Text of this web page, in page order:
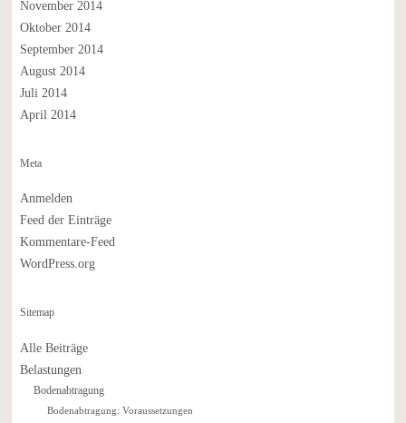
November 2014
Oktober 2014
September 2014
August 2014
Juli 2014
April 2014
Meta
Anmelden
Feed der Einträge
Kommentare-Feed
WordPress.org
Sitemap
Alle Beiträge
Belastungen
Bodenabtragung
Bodenabtragung: Voraussetzungen